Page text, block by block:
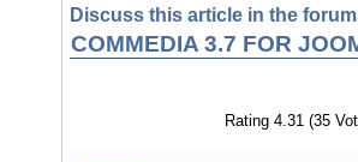
Discuss this article in the
COMMEDIA 3.7 FOR
Rating 4.31 (35